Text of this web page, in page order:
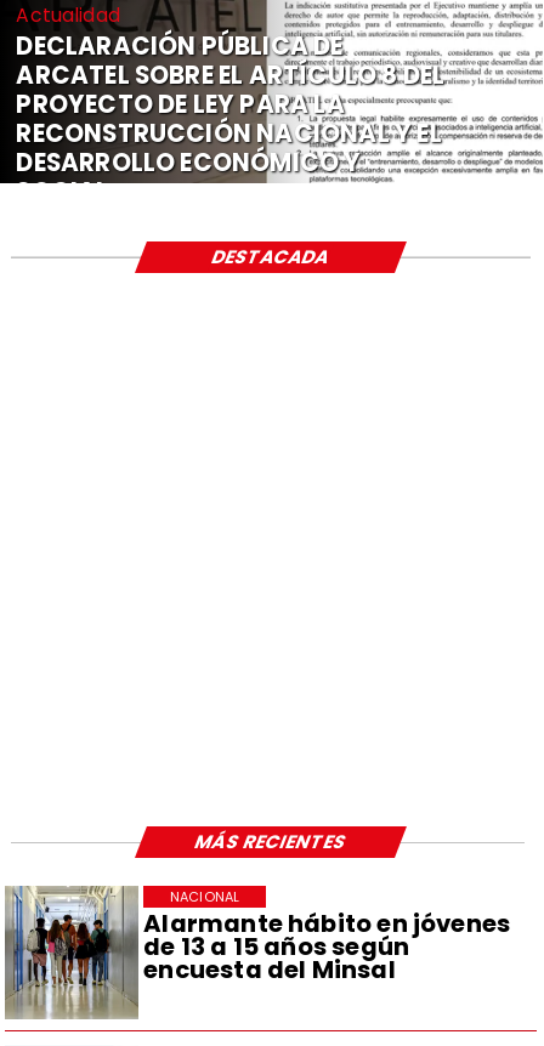
Actualidad
DECLARACIÓN PÚBLICA DE
ARCATEL SOBRE EL ARTÍCULO 8 DEL
PROYECTO DE LEY PARA LA
RECONSTRUCCIÓN NACIONAL Y EL
DESARROLLO ECONÓMICO Y
SOCIAL
Alarmante hábito en jóvenes
de 13 a 15 años según
encuesta del Minsal
NACIONAL
DESTACADA
MÁS RECIENTES